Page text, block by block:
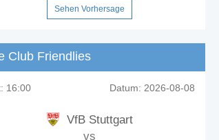
Sehen Vorhersage
Club Friendlies
16:00 Datum: 2026-08-08
VfB Stuttgart
vs